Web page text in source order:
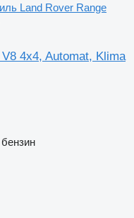
Land Rover Range
4x4, Automat, Klima
бензин